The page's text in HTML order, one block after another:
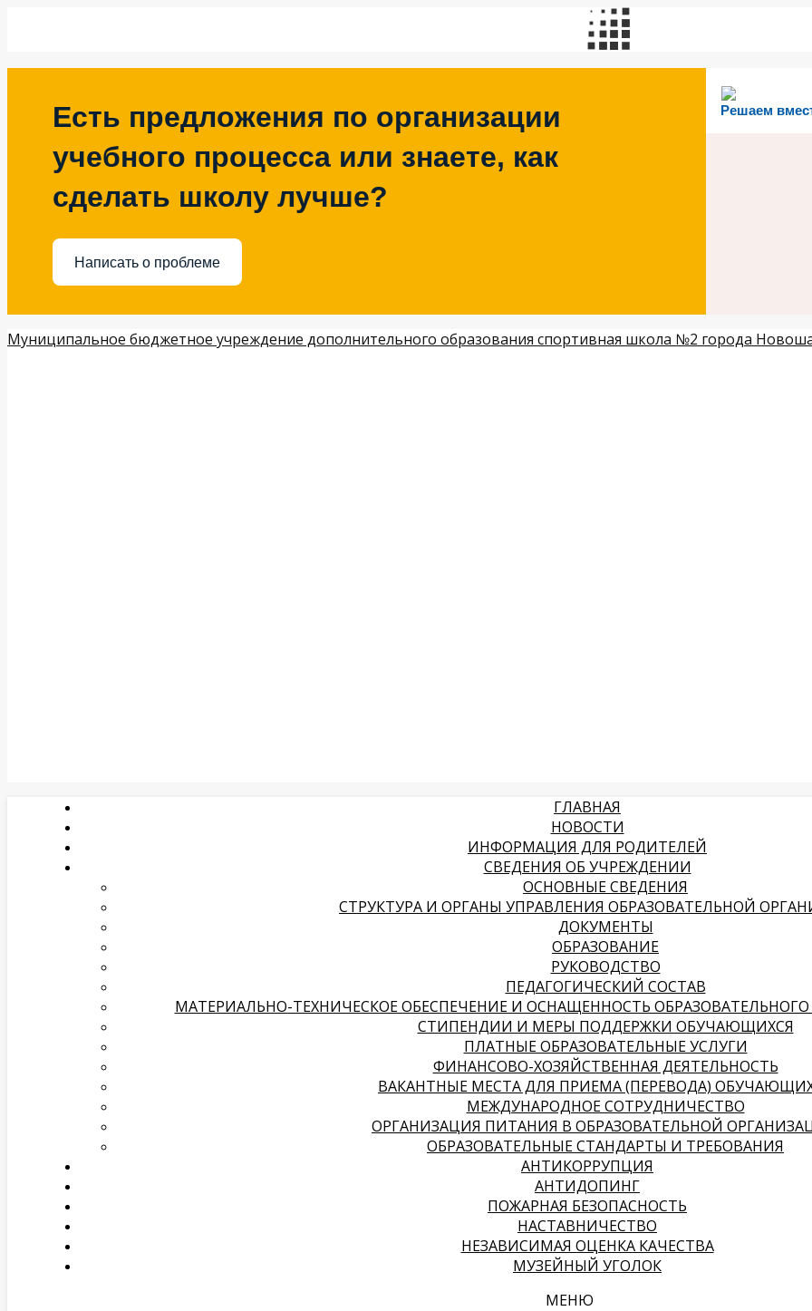
Решаем
Есть предложения по организации
учебного процесса или знаете, как
сделать школу лучше?
Написать о проблеме
Муниципальное бюджетное учреждение дополнительного образования спортивная школа №2 города
ГЛАВНАЯ
НОВОСТИ
ИНФОРМАЦИЯ ДЛЯ РОДИТЕЛЕЙ
СВЕДЕНИЯ ОБ УЧРЕЖДЕНИИ
ОСНОВНЫЕ СВЕДЕНИЯ
СТРУКТУРА И ОРГАНЫ УПРАВЛЕНИЯ ОБРАЗОВАТЕЛЬНОЙ
ДОКУМЕНТЫ
ОБРАЗОВАНИЕ
РУКОВОДСТВО
ПЕДАГОГИЧЕСКИЙ СОСТАВ
МАТЕРИАЛЬНО-ТЕХНИЧЕСКОЕ ОБЕСПЕЧЕНИЕ И ОСНАЩЕННОСТЬ
СТИПЕНДИИ И МЕРЫ ПОДДЕРЖКИ ОБУЧАЮЩИХСЯ
ПЛАТНЫЕ ОБРАЗОВАТЕЛЬНЫЕ УСЛУГИ
­­ФИНАНСОВО-ХОЗЯЙСТВЕННАЯ ДЕЯТЕЛЬНОСТЬ
ВАКАНТНЫЕ МЕСТА ДЛЯ ПРИЕМА (ПЕРЕВОДА)
МЕЖДУНАРОДНОЕ СОТРУДНИЧЕСТВО
ОРГАНИЗАЦИЯ ПИТАНИЯ В ОБРАЗОВАТЕЛЬНОЙ
ОБРАЗОВАТЕЛЬНЫЕ СТАНДАРТЫ И ТРЕБОВАНИЯ
АНТИКОРРУПЦИЯ
АНТИДОПИНГ
ПОЖАРНАЯ БЕЗОПАСНОСТЬ
НАСТАВНИЧЕСТВО
НЕЗАВИСИМАЯ ОЦЕНКА КАЧЕСТВА
МУЗЕЙНЫЙ УГОЛОК
МЕНЮ